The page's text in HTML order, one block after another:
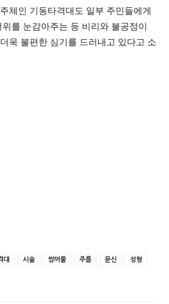
체인 기동타격대도 일부 주민들에게
를 눈감아주는 등 비리와 불공정이
욱 불편한 심기를 드러내고 있다고 소
대 시술 쌍꺼풀 주름 문신 성형